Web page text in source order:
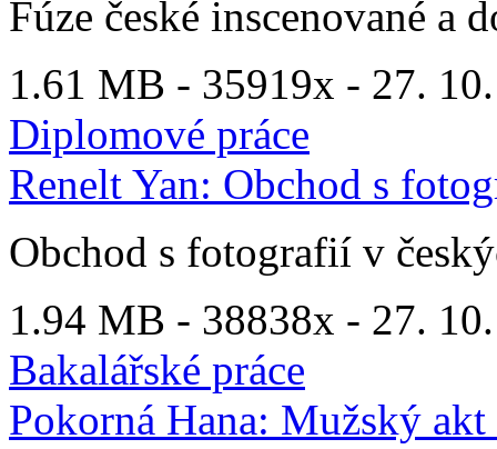
Fúze české inscenované a
1.61 MB - 35919x - 27.
Diplomové práce
Renelt Yan: Obchod s
Obchod s fotografií v
1.94 MB - 38838x - 27.
Bakalářské práce
Pokorná Hana: Mužský